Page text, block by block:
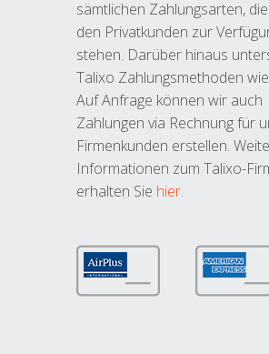
sämtlichen Zahlungsarten,
den Privatkunden zur
stehen. Darüber hinaus
Talixo Zahlungsmethoden
Auf Anfrage können wir auch
Zahlungen via Rechnung für
Firmenkunden erstellen.
Informationen zum Talixo-
erhalten Sie hier.